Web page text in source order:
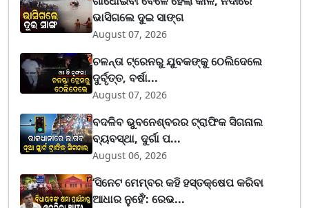
ଭାସିଗଲେ ଦୁଇ ସାଙ୍ଗ
August 07, 2026
ଚଳନ୍ତା ଟ୍ରେନରୁ ଯୁବକଙ୍କୁ ଠେଲିଦେଲେ
ଦୁର୍ବୃତ୍ତ, ବର୍ଷା...
August 07, 2026
ବଦଳିବ ଭୁବନେଶ୍ବରର ଟ୍ରାଫିକ ସିଗନାଲ
ବ୍ୟବସ୍ଥା, ଦୁର୍ଗା ପ...
August 06, 2026
‘ସିନେଟ ମେମ୍ବର କହି ହସ୍ତକ୍ଷେପ କରିବା
ଆଧାର ନୁହେଁ’: ରେଭ...